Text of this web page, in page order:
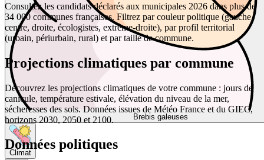
Brebis galeuses
Climat
Consultez les candidats déclarés aux municipales 2026 dans plus de
34 000 communes françaises. Filtrez par couleur politique (gauche,
centre, droite, écologistes, extrême-droite), par profil territorial
(urbain, périurbain, rural) et par taille de commune.
Projections climatiques par commune
Découvrez les projections climatiques de votre commune : jours de
canicule, température estivale, élévation du niveau de la mer,
sécheresses des sols. Données issues de Météo France et du GIEC,
horizons 2030, 2050 et 2100.
Données politiques